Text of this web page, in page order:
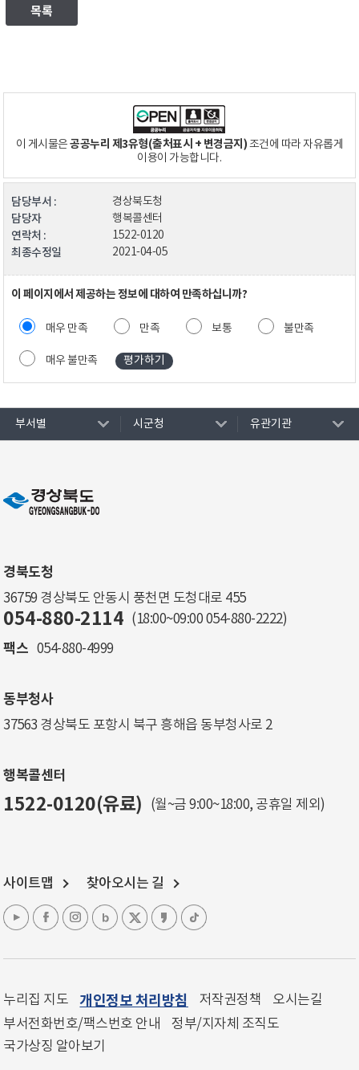
목록
이 게시물은공공누리 제3유형(출처표시 + 변경금지)조건에 따라 자유롭게
이용이 가능합니다.
담당부서 : 경상북도청
담당자 행복콜센터
연락처 : 1522-0120
최종수정일 2021-04-05
이 페이지에서 제공하는 정보에 대하여 만족하십니까?
매우 만족 만족 보통 불만족
매우 불만족
부서별 시군청 유관기관
경북도청
36759 경상북도 안동시 풍천면 도청대로 455
054-880-2114 (18:00~09:00 054-880-2222)
팩스 054-880-4999
동부청사
37563 경상북도 포항시 북구 흥해읍 동부청사로 2
행복콜센터
1522-0120(유료) (월~금 9:00~18:00, 공휴일 제외)
사이트맵 찾아오시는 길
누리집 지도 개인정보 처리방침 저작권정책
오시는길
부서전화번호/팩스번호 안내
정부/지자체 조직도
국가상징 알아보기